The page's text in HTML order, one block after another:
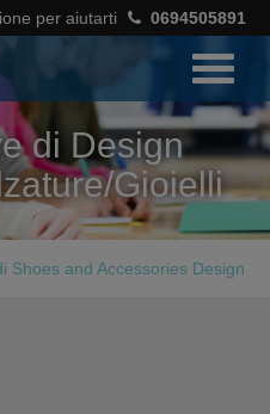
per aiutarti 0694505891
di Design
Gioielli
Shoes and Accessories Design